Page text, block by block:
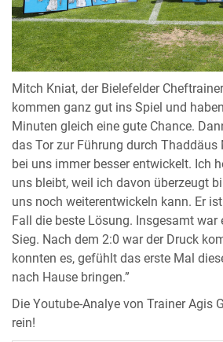
Mitch Kniat, der Bielefelder
kommen ganz gut ins Spiel und
Minuten gleich eine gute Chance.
das Tor zur Führung durch Thaddäus
bei uns immer besser entwickelt. Ich
uns bleibt, weil ich davon überzeugt
uns noch weiterentwickeln kann. Er
Fall die beste Lösung. Insgesamt war
Sieg. Nach dem 2:0 war der Druck
konnten es, gefühlt das erste Mal
nach Hause bringen.”
Die Youtube-Analye von Trainer Agis
rein!